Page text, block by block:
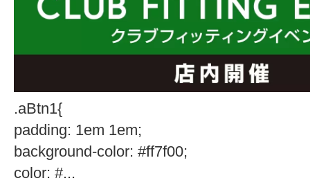
.aBtn1{
padding: 1em 1em;
background-color: #ff7f00;
color: #...